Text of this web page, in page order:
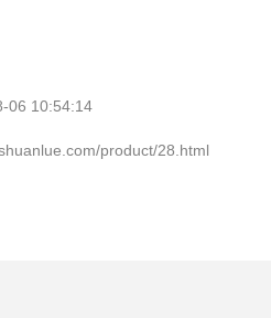
06 10:54:14
product/28.html